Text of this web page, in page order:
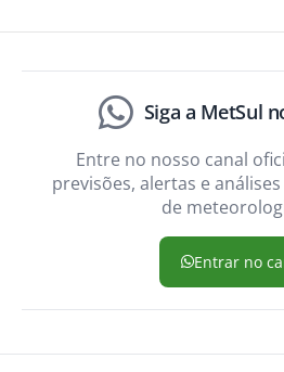
Siga a MetSul
Entre no nosso canal
previsões, alertas e
de
Entrar no